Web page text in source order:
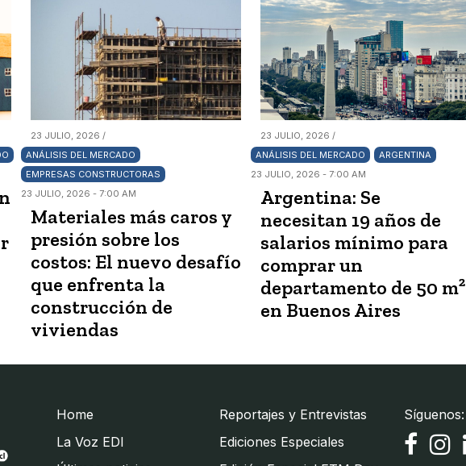
23 JULIO, 2026 /
ANÁLISIS DEL MERCADO
EMPRESAS CONSTRUCTORAS
23 JULIO, 2026 - 7:00 AM
Materiales más caros y
presión sobre los
costos: El nuevo desafío
que enfrenta la
construcción de
viviendas
23 JULIO, 2026 /
ANÁLISIS DEL MERCADO
ARGENTINA
23 JULIO, 2026 - 7:00 AM
Argentina: Se
necesitan 19 años de
salarios mínimo para
comprar un
departamento de 50 m²
en Buenos Aires
Home
La Voz EDI
Reportajes y Entrevistas
Ediciones Especiales
Síguenos: